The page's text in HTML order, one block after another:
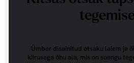
Ümber disainitud otsaku laiem ja
kiirusega õhu ala, mis on soengu